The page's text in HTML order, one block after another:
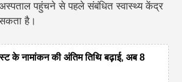
पहुंचने से पहले संबंधित स्वास्थ्य केंद्र
है।
के नामांकन की अंतिम तिथि बढ़ाई, अब 8